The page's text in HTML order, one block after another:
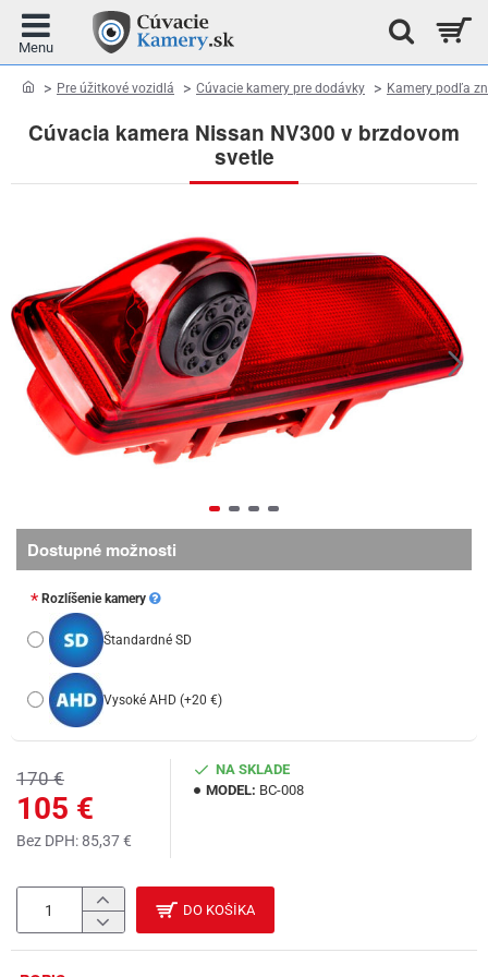
Cúvacia kamera Nissan NV300 v brzdovom
svetle
homePre úžitkové vozidlá Cúvacie kamery pre dodávky Kamery podľa
105 €
170 €
Bez DPH: 85,37 €
NA SKLADE
MODEL: BC-008
Dostupné možnosti
Rozlíšenie kamery
Štandardné SD
Vysoké AHD (+20 €)
DO KOŠÍKA